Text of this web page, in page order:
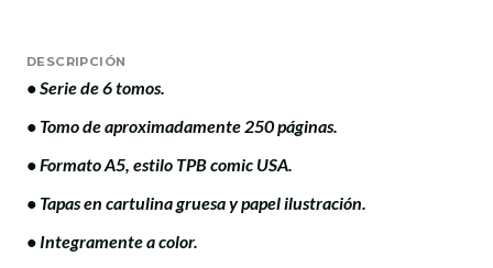
DESCRIPCIÓN
• Serie de 6 tomos.
• Tomo de aproximadamente 250 páginas.
• Formato A5, estilo TPB comic USA.
​• Tapas en cartulina gruesa y papel ilustración.
​• Integramente a color.